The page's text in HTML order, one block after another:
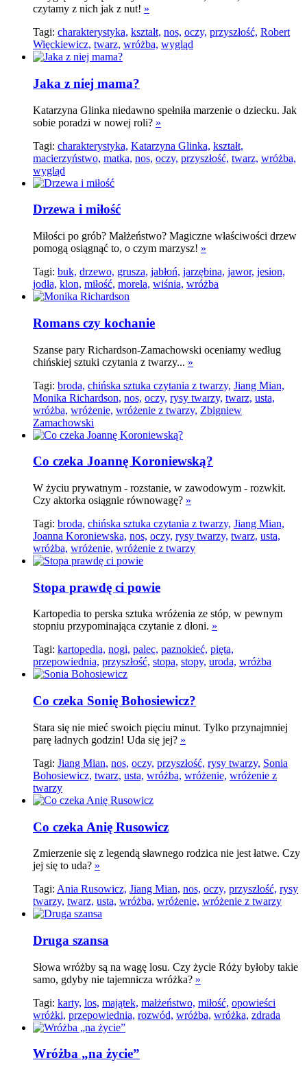
czytamy z nich jak z nut! »
Tagi: charakterystyka, kształt, nos, oczy, przyszłość, Robert
Więckiewicz, twarz, wróżba, wygląd
Jaka z niej mama?
Katarzyna Glinka niedawno spełniła marzenie o dziecku. Jak
sobie poradzi w nowej roli? »
Tagi: charakterystyka, Katarzyna Glinka, kształt,
macierzyństwo, matka, nos, oczy, przyszłość, twarz, wróżba,
wygląd
Drzewa i miłość
Miłości po grób? Małżeństwo? Magiczne właściwości drzew
pomogą osiągnąć to, o czym marzysz! »
Tagi: buk, drzewo, grusza, jabłoń, jarzębina, jawor, jesion,
jodła, klon, miłość, morela, wiśnia, wróżba
Romans czy kochanie
Szanse pary Richardson-Zamachowski oceniamy według
chińskiej sztuki czytania z twarzy... »
Tagi: broda, chińska sztuka czytania z twarzy, Jiang Mian,
Monika Richardson, nos, oczy, rysy twarzy, twarz, usta,
wróżba, wróżenie, wróżenie z twarzy, Zbigniew
Zamachowski
Co czeka Joannę Koroniewską?
W życiu prywatnym - rozstanie, w zawodowym - rozwkit.
Czy aktorka osiągnie równowagę? »
Tagi: broda, chińska sztuka czytania z twarzy, Jiang Mian,
Joanna Koroniewska, nos, oczy, rysy twarzy, twarz, usta,
wróżba, wróżenie, wróżenie z twarzy
Stopa prawdę ci powie
Kartopedia to perska sztuka wróżenia ze stóp, w pewnym
stopniu przypominająca czytanie z dłoni. »
Tagi: kartopedia, nogi, palec, paznokieć, pięta,
przepowiednia, przyszłość, stopa, stopy, uroda, wróżba
Co czeka Sonię Bohosiewicz?
Stara się nie mieć swoich pięciu minut. Tylko przynajmniej
parę ładnych godzin! Uda się jej? »
Tagi: Jiang Mian, nos, oczy, przyszłość, rysy twarzy, Sonia
Bohosiewicz, twarz, usta, wróżba, wróżenie, wróżenie z
twarzy
Co czeka Anię Rusowicz
Zmierzenie się z legendą sławnego rodzica nie jest łatwe. Czy
jej się to uda? »
Tagi: Ania Rusowicz, Jiang Mian, nos, oczy, przyszłość, rysy
twarzy, twarz, usta, wróżba, wróżenie, wróżenie z twarzy
Druga szansa
Słowa wróżby są na wagę losu. Czy życie Róży byłoby takie
samo, gdyby nie tajemnicza wróżka? »
Tagi: karty, los, majątek, małżeństwo, miłość, opowieści
wróżki, przepowiednia, rozwód, wróżba, wróżka, zdrada
Wróżba „na życie”